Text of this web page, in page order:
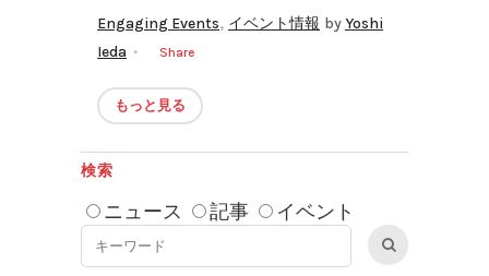
Engaging Events, イベント情報 byYoshi
Ieda
Share
もっと見る
検索
ニュース 記事 イベント